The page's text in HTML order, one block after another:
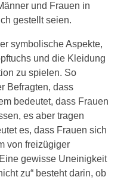
und Frauen in
gestellt seien.
symbolische Aspekte,
und die Kleidung
zu spielen. So
Befragten, dass
bedeutet, dass Frauen
es aber tragen
es, dass Frauen sich
von freizügiger
gewisse Uneinigkeit
zu“ besteht darin, ob